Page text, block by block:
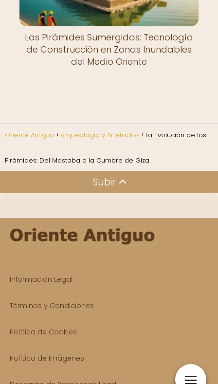
Las Pirámides Sumergidas: Tecnología
de Construcción en Zonas Inundables
del Medio Oriente
Oriente Antiguo Arqueología y Artefactos La Evolución de las
Pirámides: Del Mastaba a la Cumbre de Giza
Subir
Información Legal
Términos y Condiciones
Política de Cookies
Política de Imágenes